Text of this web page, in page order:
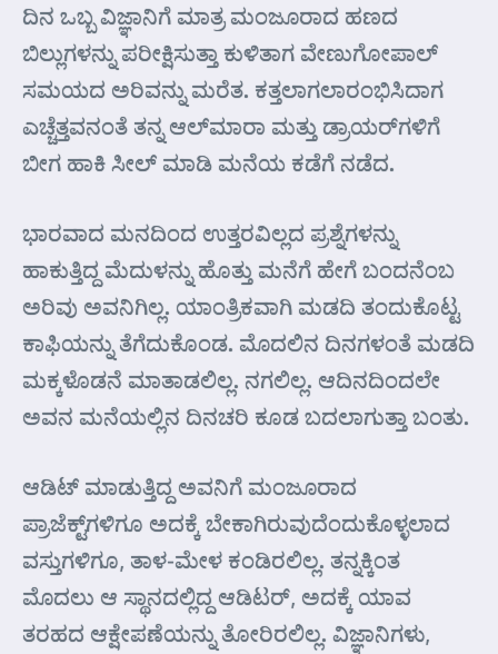
ದಿನ ಒಬ್ಬ ವಿಜ್ಞಾನಿಗೆ ಮಾತ್ರ ಮಂಜೂರಾದ ಹಣದ
ಬಿಲ್ಲುಗಳನ್ನು ಪರೀಕ್ಷಿಸುತ್ತಾ ಕುಳಿತಾಗ ವೇಣುಗೋಪಾಲ್
ಸಮಯದ ಅರಿವನ್ನು ಮರೆತ. ಕತ್ತಲಾಗಲಾರಂಭಿಸಿದಾಗ
ಎಚ್ಚೆತ್ತವನಂತೆ ತನ್ನ ಆಲ್‌ಮಾರಾ ಮತ್ತು ಡ್ರಾಯರ್‌ಗಳಿಗೆ
ಬೀಗ ಹಾಕಿ ಸೀಲ್ ಮಾಡಿ ಮನೆಯ ಕಡೆಗೆ ನಡೆದ.
ಭಾರವಾದ ಮನದಿಂದ ಉತ್ತರವಿಲ್ಲದ ಪ್ರಶ್ನೆಗಳನ್ನು
ಹಾಕುತ್ತಿದ್ದ ಮೆದುಳನ್ನು ಹೊತ್ತು ಮನೆಗೆ ಹೇಗೆ ಬಂದನೆಂಬ
ಅರಿವು ಅವನಿಗಿಲ್ಲ. ಯಾಂತ್ರಿಕವಾಗಿ ಮಡದಿ ತಂದುಕೊಟ್ಟ
ಕಾಫಿಯನ್ನು ತೆಗೆದುಕೊಂಡ. ಮೊದಲಿನ ದಿನಗಳಂತೆ ಮಡದಿ
ಮಕ್ಕಳೊಡನೆ ಮಾತಾಡಲಿಲ್ಲ. ನಗಲಿಲ್ಲ. ಆದಿನದಿಂದಲೇ
ಅವನ ಮನೆಯಲ್ಲಿನ ದಿನಚರಿ ಕೂಡ ಬದಲಾಗುತ್ತಾ ಬಂತು.
ಆಡಿಟ್ ಮಾಡುತ್ತಿದ್ದ ಅವನಿಗೆ ಮಂಜೂರಾದ
ಪ್ರಾಜೆಕ್ಟ್‌ಗಳಿಗೂ ಅದಕ್ಕೆ ಬೇಕಾಗಿರುವುದೆಂದುಕೊಳ್ಳಲಾದ
ವಸ್ತುಗಳಿಗೂ, ತಾಳ-ಮೇಳ ಕಂಡಿರಲಿಲ್ಲ. ತನ್ನಕ್ಕಿಂತ
ಮೊದಲು ಆ ಸ್ಥಾನದಲ್ಲಿದ್ದ ಆಡಿಟರ್, ಅದಕ್ಕೆ ಯಾವ
ತರಹದ ಆಕ್ಷೇಪಣೆಯನ್ನು ತೋರಿರಲಿಲ್ಲ. ವಿಜ್ಞಾನಿಗಳು,